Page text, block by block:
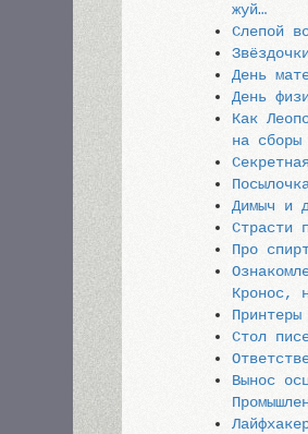
жуй…
Слепой
День
День
Как
на сборы
Димыч и
Страсти
Про
Кронос,
Стол
Вынос